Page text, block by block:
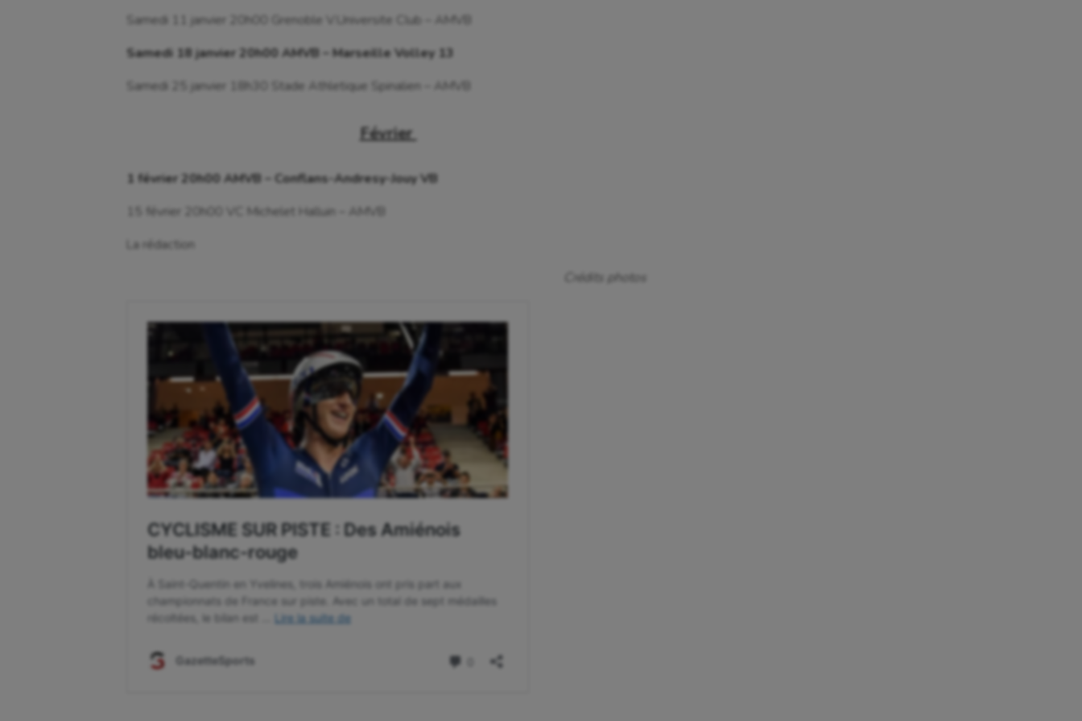
Course à pied
Crossfit
Cyclisme
Handisport
Hippisme
Jeux Olympiques et Paralympiques
Samedi 11 janvier 20h00 Grenoble V.Universite Club – AMVB
Samedi 18 janvier 20h00 AMVB – Marseille Volley 13
Samedi 25 janvier 18h30 Stade Athletique Spinalien – AMVB
Février
1 février 20h00 AMVB – Conflans-Andresy-Jouy VB
15 février 20h00 VC Michelet Halluin – AMVB
La rédaction
Crédits photos